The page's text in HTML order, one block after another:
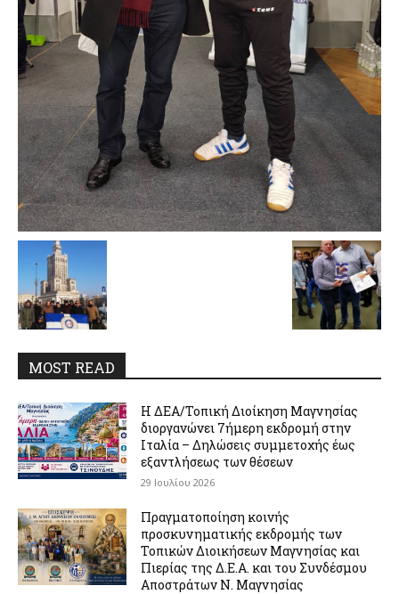
MOST READ
Η ΔΕΑ/Τοπική Διοίκηση Μαγνησίας
διοργανώνει 7ήμερη εκδρομή στην
Ιταλία – Δηλώσεις συμμετοχής έως
εξαντλήσεως των θέσεων
29 Ιουλίου 2026
Πραγματοποίηση κοινής
προσκυνηματικής εκδρομής των
Τοπικών Διοικήσεων Μαγνησίας και
Πιερίας της Δ.Ε.Α. και του Συνδέσμου
Αποστράτων Ν. Μαγνησίας